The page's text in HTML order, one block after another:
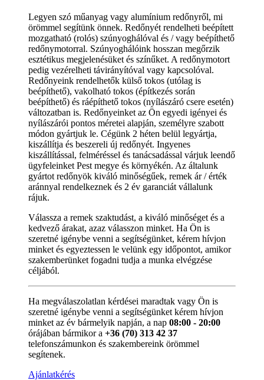
Legyen szó műanyag vagy alumínium redőnyről, mi
örömmel segítünk önnek. Redőnyét rendelheti beépített
mozgatható (rolós) szúnyoghálóval és / vagy beépíthető
redőnymotorral. Szúnyoghálóink hosszan megőrzik
esztétikus megjelenésüket és színűket. A redőnymotort
pedig vezérelheti távirányítóval vagy kapcsolóval.
Redőnyeink rendelhetők külső tokos (utólag is
beépíthető), vakolható tokos (építkezés során
beépíthető) és ráépíthető tokos (nyílászáró csere esetén)
változatban is. Redőnyeinket az Ön egyedi igényei és
nyílászárói pontos méretei alapján, személyre szabott
módon gyártjuk le. Cégünk 2 héten belül legyártja,
kiszállítja és beszereli új redőnyét. Ingyenes
kiszállítással, felméréssel és tanácsadással várjuk leendő
ügyfeleinket Pest megye és környékén. Az általunk
gyártot redőnyök kiváló minőségűek, remek ár / érték
aránnyal rendelkeznek és 2 év garanciát vállalunk
rájuk.
Válassza a remek szaktudást, a kiváló minőséget és a
kedvező árakat, azaz válasszon minket. Ha Ön is
szeretné igénybe venni a segítségünket, kérem hívjon
minket és egyeztessen le velünk egy időpontot, amikor
szakemberünket fogadni tudja a munka elvégzése
céljából.
Ha megválaszolatlan kérdései maradtak vagy Ön is
szeretné igénybe venni a segítségünket kérem hívjon
minket az év bármelyik napján, a nap 08:00 - 20:00
órájában bármikor a +36 (70) 313 42 37
telefonszámunkon és szakembereink örömmel
segítenek.
Ajánlatkérés